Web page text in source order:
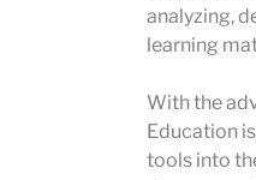
analyzing,
learning
With the
Education
tools into